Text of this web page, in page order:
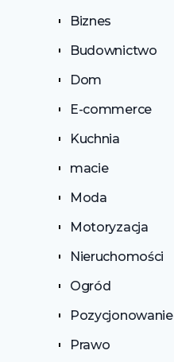
Biznes
Budownictwo
Dom
E-commerce
Kuchnia
macie
Moda
Motoryzacja
Nieruchomości
Ogród
Pozycjonowanie
Prawo